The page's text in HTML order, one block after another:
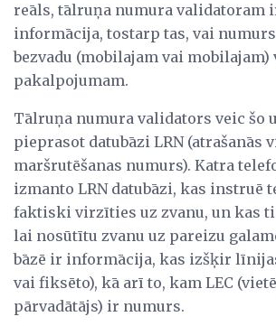
reāls, tālruņa numura validatoram
informācija, tostarp tas, vai
bezvadu (mobilajam vai
pakalpojumam.
Tālruņa numura validators veic šo
pieprasot datubāzi LRN (atrašanās
maršrutēšanas numurs). Katra
izmanto LRN datubāzi, kas instruē
faktiski virzīties uz zvanu, un kas
lai nosūtītu zvanu uz pareizu
bāzē ir informācija, kas izšķir
vai fiksēto), kā arī to, kam LEC
pārvadātājs) ir numurs.